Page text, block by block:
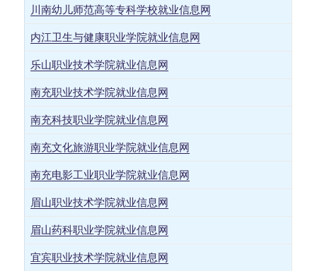
川南幼儿师范高等专科学校就业信息网
内江卫生与健康职业学院就业信息网
乐山职业技术学院就业信息网
南充职业技术学院就业信息网
南充科技职业学院就业信息网
南充文化旅游职业学院就业信息网
南充电影工业职业学院就业信息网
眉山职业技术学院就业信息网
眉山药科职业学院就业信息网
宜宾职业技术学院就业信息网